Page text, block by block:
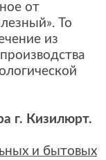
от
То
из
г. Кизилюрт.
и бытовых